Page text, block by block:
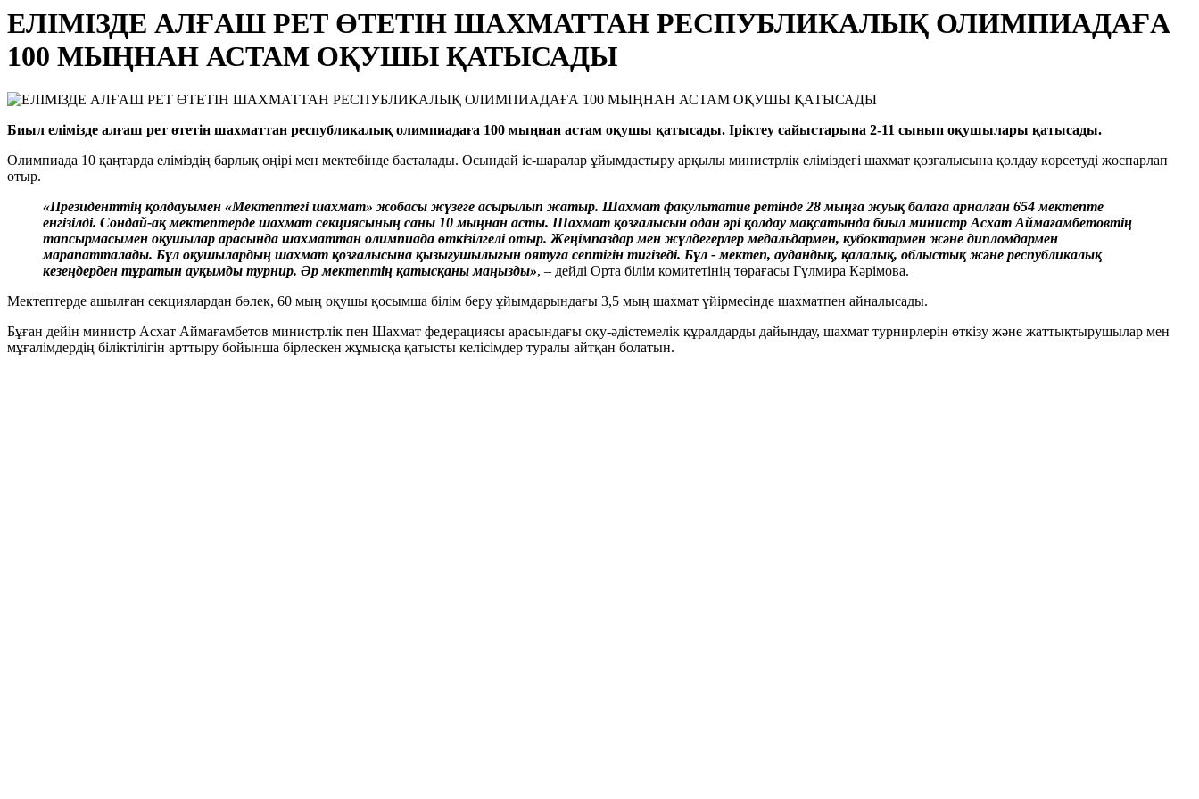
ЕЛІМІЗДЕ АЛҒАШ РЕТ ӨТЕТІН ШАХМАТТАН РЕСПУБЛИКАЛЫҚ ОЛИМПИАДАҒА
100 МЫҢНАН АСТАМ ОҚУШЫ ҚАТЫСАДЫ
Биыл елімізде алғаш рет өтетін шахматтан республикалық олимпиадаға 100 мыңнан астам оқушы қатысады. Іріктеу сайыстарына 2-11 сынып оқушылары қатысады.
Олимпиада 10 қаңтарда еліміздің барлық өңірі мен мектебінде басталады. Осындай іс-шаралар ұйымдастыру арқылы министрлік еліміздегі шахмат қозғалысына қолдау көрсетуді жоспарлап
отыр.
«Президенттің қолдауымен «Мектептегі шахмат» жобасы жүзеге асырылып жатыр. Шахмат факультатив ретінде 28 мыңға жуық балаға арналған 654 мектепте
енгізілді. Сондай-ақ мектептерде шахмат секциясының саны 10 мыңнан асты. Шахмат қозғалысын одан әрі қолдау мақсатында биыл министр Асхат Аймағамбетовтің
тапсырмасымен оқушылар арасында шахматтан олимпиада өткізілгелі отыр. Жеңімпаздар мен жүлдегерлер медальдармен, кубоктармен және дипломдармен
марапатталады. Бұл оқушылардың шахмат қозғалысына қызығушылығын оятуға септігін тигізеді. Бұл - мектеп, аудандық, қалалық, облыстық және республикалық
кезеңдерден тұратын ауқымды турнир. Әр мектептің қатысқаны маңызды», – дейді Орта білім комитетінің төрағасы Гүлмира Кәрімова.
Мектептерде ашылған секциялардан бөлек, 60 мың оқушы қосымша білім беру ұйымдарындағы 3,5 мың шахмат үйірмесінде шахматпен айналысады.
Бұған дейін министр Асхат Аймағамбетов министрлік пен Шахмат федерациясы арасындағы оқу-әдістемелік құралдарды дайындау, шахмат турнирлерін өткізу және жаттықтырушылар мен
мұғалімдердің біліктілігін арттыру бойынша бірлескен жұмысқа қатысты келісімдер туралы айтқан болатын.